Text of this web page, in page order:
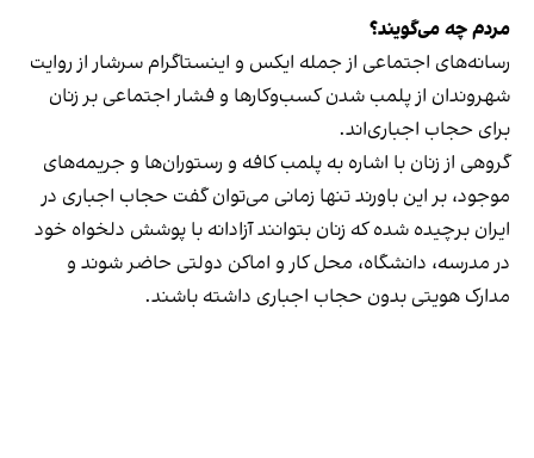
مردم چه می‌گویند؟
رسانه‎‌های اجتماعی از جمله ایکس و اینستاگرام سرشار از روایت
شهروندان از پلمب شدن کسب‌وکارها و فشار اجتماعی بر زنان
برای حجاب اجباری‌اند.
گروهی از زنان با اشاره به پلمب کافه و رستوران‌ها و جریمه‌های
موجود، بر این باورند تنها زمانی می‌توان گفت حجاب اجباری در
ایران برچیده شده که زنان بتوانند آزادانه با پوشش دلخواه خود
در مدرسه، دانشگاه، محل کار و اماکن دولتی حاضر شوند و
مدارک هویتی بدون حجاب اجباری داشته باشند.